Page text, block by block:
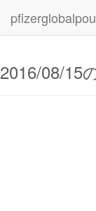
2016/08/15